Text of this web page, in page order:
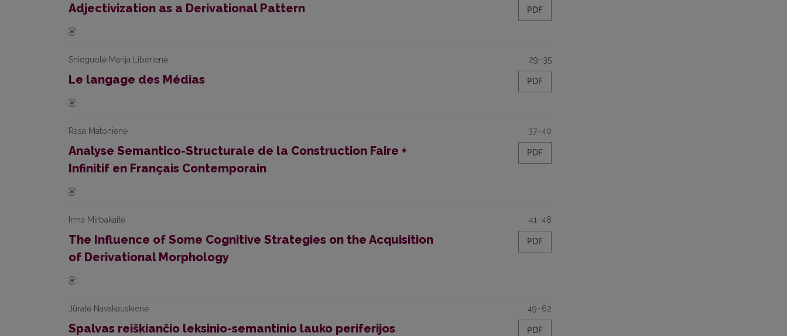
Adjectivization as a Derivational Pattern PDF
Snieguolė Marija Liberienė
Le langage des Médias
29–35
PDF
Rasa Matonienė
Analyse Semantico-Structurale de la Construction Faire +
Infinitif en Français Contemporain
37–40
PDF
Irma Mirbakaitė
The Influence of Some Cognitive Strategies on the Acquisition
of Derivational Morphology
41–48
PDF
Jūratė Navakauskienė
Spalvas reiškiančio leksinio-semantinio lauko periferijos
49–62
PDF